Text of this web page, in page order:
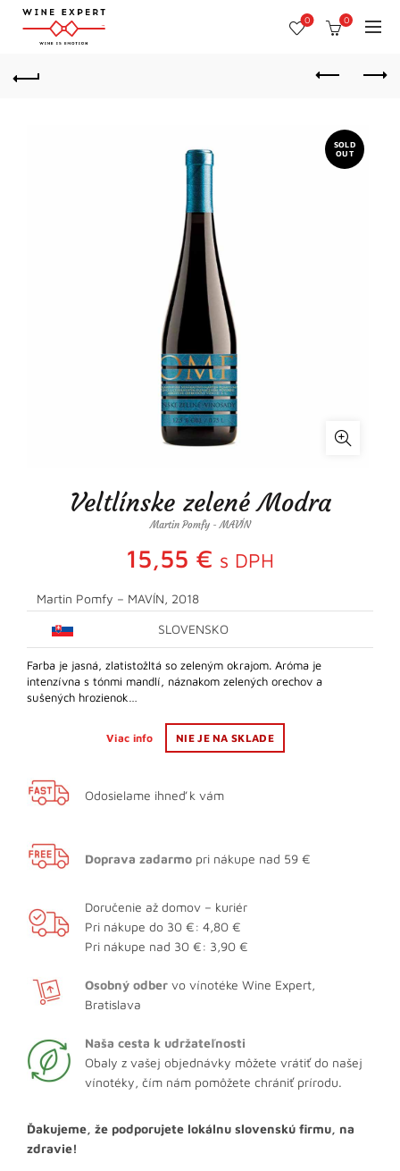
0 0
SOLD
OUT
Veltlínske zelené Modra
Martin Pomfy - MAVÍN
15,55 € s DPH
Martin Pomfy – MAVÍN, 2018
SLOVENSKO
Farba je jasná, zlatistožltá so zeleným okrajom. Aróma je
intenzívna s tónmi mandlí, náznakom zelených orechov a
sušených hrozienok…
Viac info NIE JE NA SKLADE
Odosielame ihneď k vám
Doprava zadarmo pri nákupe nad 59 €
Doručenie až domov – kuriér
Pri nákupe do 30 €: 4,80 €
Pri nákupe nad 30 €: 3,90 €
Osobný odber vo vínotéke Wine Expert,
Bratislava
Naša cesta k udržateľnosti
Obaly z vašej objednávky môžete vrátiť do našej
vínotéky, čím nám pomôžete chrániť prírodu.
Ďakujeme, že podporujete lokálnu slovenskú firmu, na
zdravie!